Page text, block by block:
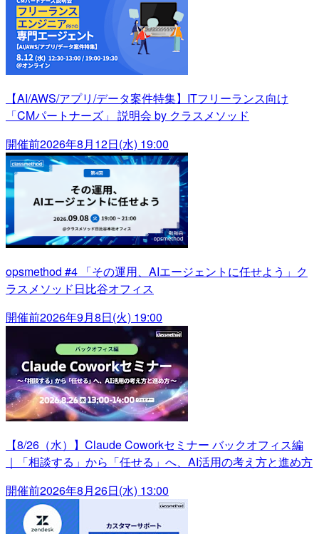
【AI/AWS/アプリ/データ案件特集】ITフリーランス向け
「CMパートナーズ」 説明会 by クラスメソッド
開催前2026年8月12日(水) 19:00
opsmethod #4 「その運用、AIエージェントに任せよう」ク
ラスメソッド日比谷オフィス
開催前2026年9月8日(火) 19:00
【8/26（水）】Claude Coworkセミナー バックオフィス編
｜「相談する」から「任せる」へ、AI活用の考え方と進め方
開催前2026年8月26日(水) 13:00